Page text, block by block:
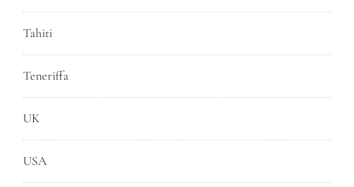
Tahiti
Teneriffa
UK
USA